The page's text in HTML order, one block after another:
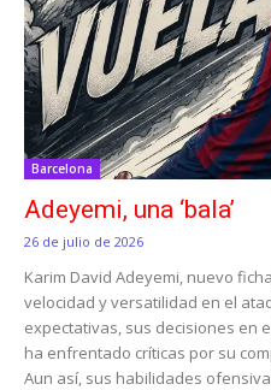
Barcelona
Adeyemi, una ‘bala’
26 de julio de 2026
Karim David Adeyemi, nuevo
velocidad y versatilidad en el
expectativas, sus decisiones en
ha enfrentado críticas por su
Aun así, sus habilidades